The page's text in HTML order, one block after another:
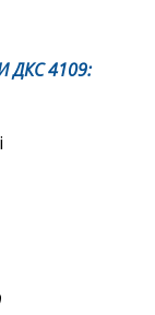
ДКС 4109: